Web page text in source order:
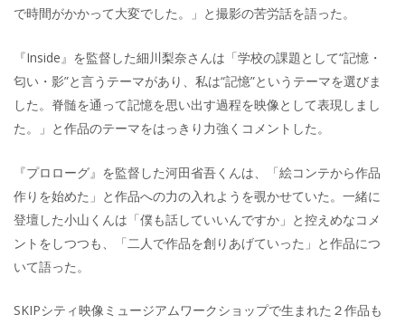
で時間がかかって大変でした。」と撮影の苦労話を語った。
『Inside』を監督した細川梨奈さんは「学校の課題として“記憶・
匂い・影”と言うテーマがあり、私は“記憶”というテーマを選びま
した。脊髄を通って記憶を思い出す過程を映像として表現しまし
た。」と作品のテーマをはっきり力強くコメントした。
『プロローグ』を監督した河田省吾くんは、「絵コンテから作品
作りを始めた」と作品への力の入れようを覗かせていた。一緒に
登壇した小山くんは「僕も話していいんですか」と控えめなコメ
ントをしつつも、「二人で作品を創りあげていった」と作品につ
いて語った。
SKIPシティ映像ミュージアムワークショップで生まれた２作品も